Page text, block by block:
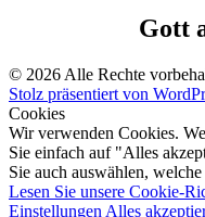
Gott
© 2026 Alle Rechte
Stolz präsentiert von
Cookies
Wir verwenden Cookies.
Sie einfach auf "Alles
Sie auch auswählen,
Lesen Sie unsere Cookie-
Einstellungen Alles